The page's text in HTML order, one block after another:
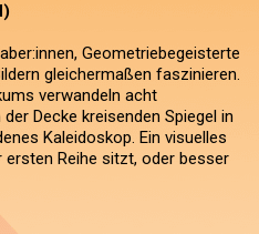
Geometriebegeisterte
gleichermaßen faszinieren.
verwandeln acht
Decke kreisenden Spiegel in
Kaleidoskop. Ein visuelles
ersten Reihe sitzt, oder besser